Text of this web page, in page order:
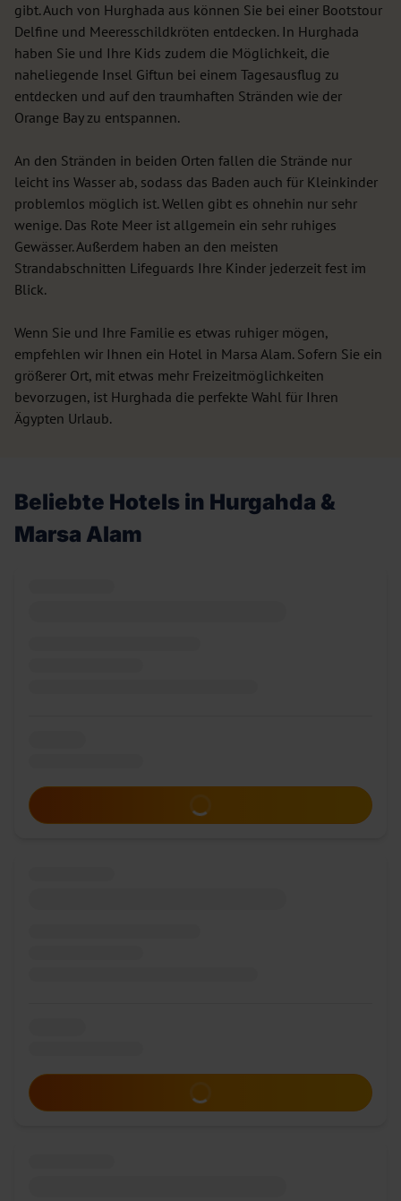
gibt. Auch von Hurghada aus können Sie bei einer Bootstour
Delfine und Meeresschildkröten entdecken. In Hurghada
haben Sie und Ihre Kids zudem die Möglichkeit, die
naheliegende Insel Giftun bei einem Tagesausflug zu
entdecken und auf den traumhaften Stränden wie der
Orange Bay zu entspannen.
An den Stränden in beiden Orten fallen die Strände nur
leicht ins Wasser ab, sodass das Baden auch für Kleinkinder
problemlos möglich ist. Wellen gibt es ohnehin nur sehr
wenige. Das Rote Meer ist allgemein ein sehr ruhiges
Gewässer. Außerdem haben an den meisten
Strandabschnitten Lifeguards Ihre Kinder jederzeit fest im
Blick.
Wenn Sie und Ihre Familie es etwas ruhiger mögen,
empfehlen wir Ihnen ein Hotel in Marsa Alam. Sofern Sie ein
größerer Ort, mit etwas mehr Freizeitmöglichkeiten
bevorzugen, ist Hurghada die perfekte Wahl für Ihren
Ägypten Urlaub.
Beliebte Hotels in Hurgahda &
Marsa Alam